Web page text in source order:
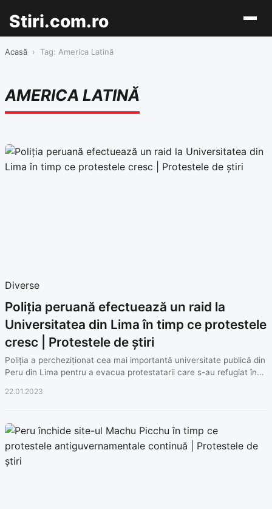
Stiri.com.ro
Acasă › Tag: America Latină
AMERICA LATINĂ
Diverse
Poliția peruană efectuează un raid la
Universitatea din Lima în timp ce protestele
cresc | Protestele de știri
Poliția a percheziționat cea mai importantă universitate publică din
Peru din Lima pentru a evacua protestatarii care s-au refugiat în...
22.01.2023